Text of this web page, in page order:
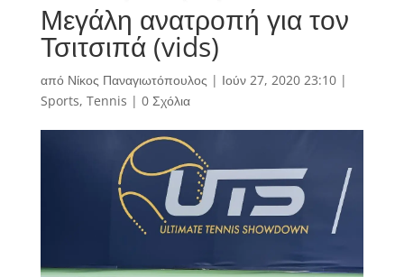
Μεγάλη ανατροπή για τον
Τσιτσιπά (vids)
από Νίκος Παναγιωτόπουλος | Ιούν 27, 2020 23:10|
Sports, Tennis | 0 Σχόλια